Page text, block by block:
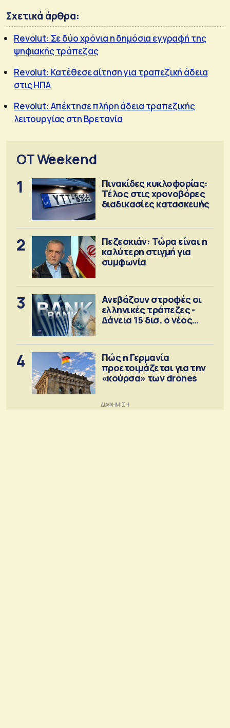
Σχετικά άρθρα:
Revolut: Σε δύο χρόνια η δημόσια εγγραφή της
ψηφιακής τράπεζας
Revolut: Κατέθεσε αίτηση για τραπεζική άδεια
στις ΗΠΑ
Revolut: Απέκτησε πλήρη άδεια τραπεζικής
λειτουργίας στη Βρετανία
OT Weekend
1
Πινακίδες κυκλοφορίας:
Τέλος στις χρονοβόρες
διαδικασίες κατασκευής
2
Πεζεσκιάν: Τώρα είναι η
καλύτερη στιγμή για
συμφωνία
3
Ανεβάζουν στροφές οι
ελληνικές τράπεζες -
Δάνεια 15 δισ. ο νέος
4
Πώς η Γερμανία
προετοιμάζεται για την
«κούρσα» των drones